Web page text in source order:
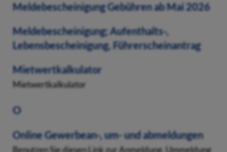
Meldebescheinigung Gebühren ab Mai 2026
Meldebescheinigung; Aufenthalts-,
Lebensbescheinigung, Führerscheinantrag
Mietwertkalkulator
Mietwertkalkulator
O
Online Gewerbean-, um- und abmeldungen
Benutzen Sie diesen Link zur Anmeldung, Ummeldung